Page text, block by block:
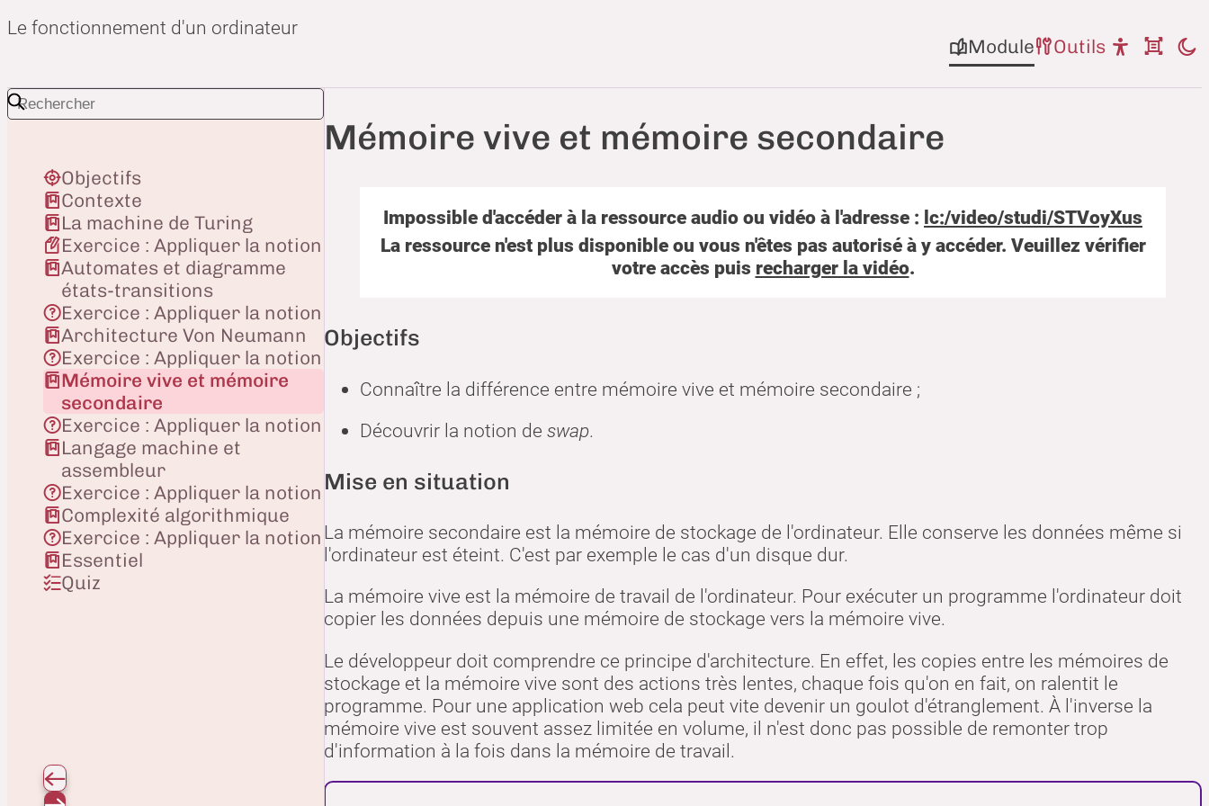
Le fonctionnement d'un ordinateur
Module
Outils
Mémoire vive et mémoire secondaire
Impossible d'accéder à la ressource audio ou vidéo à l'adresse : lc:/video/studi/STVoyXus
La ressource n'est plus disponible ou vous n'êtes pas autorisé à y accéder. Veuillez vérifier
votre accès puis recharger la vidéo.
Objectifs
Connaître la différence entre mémoire vive et mémoire secondaire ;
Découvrir la notion de swap.
Mise en situation
La mémoire secondaire est la mémoire de stockage de l'ordinateur. Elle conserve les données même si
l'ordinateur est éteint. C'est par exemple le cas d'un disque dur.
La mémoire vive est la mémoire de travail de l'ordinateur. Pour exécuter un programme l'ordinateur doit
copier les données depuis une mémoire de stockage vers la mémoire vive.
Le développeur doit comprendre ce principe d'architecture. En effet, les copies entre les mémoires de
stockage et la mémoire vive sont des actions très lentes, chaque fois qu'on en fait, on ralentit le
programme. Pour une application web cela peut vite devenir un goulot d'étranglement. À l'inverse la
mémoire vive est souvent assez limitée en volume, il n'est donc pas possible de remonter trop
d'information à la fois dans la mémoire de travail.
Objectifs
Contexte
La machine de Turing
Exercice : Appliquer la notion
Automates et diagramme
états-transitions
Exercice : Appliquer la notion
Architecture Von Neumann
Exercice : Appliquer la notion
Mémoire vive et mémoire
secondaire
Exercice : Appliquer la notion
Langage machine et
assembleur
Exercice : Appliquer la notion
Complexité algorithmique
Exercice : Appliquer la notion
Essentiel
Quiz